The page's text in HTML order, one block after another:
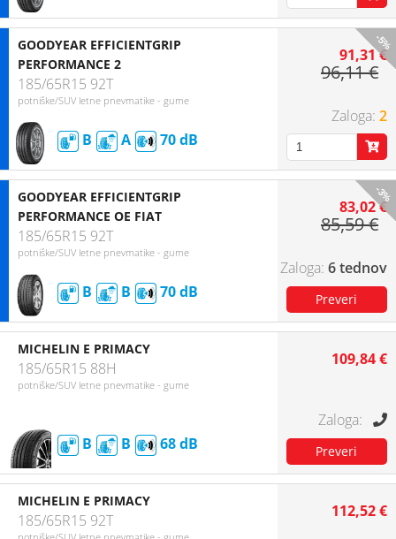
-5%
GOODYEAR EFFICIENTGRIP
PERFORMANCE 2
185/65R15 92T
potniške/SUV letne pnevmatike - gume
B A 70
91,31 €
96,11 €
2
-3%
GOODYEAR EFFICIENTGRIP
PERFORMANCE OE FIAT
185/65R15 92T
potniške/SUV letne pnevmatike - gume
B B 70
83,02 €
85,59 €
6 tednov
MICHELIN E PRIMACY
185/65R15 88H
potniške/SUV letne pnevmatike - gume
B B 68
109,84 €
MICHELIN E PRIMACY
185/65R15 92T 112,52 €